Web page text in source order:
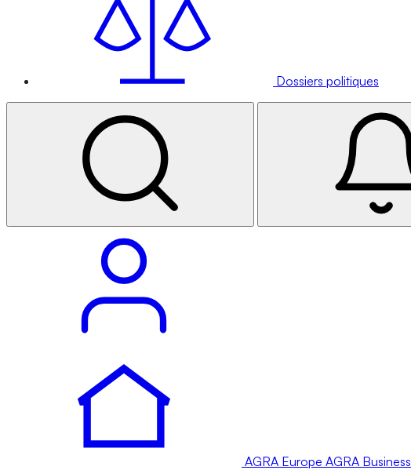
Dossiers politiques
AGRA Europe AGRA Business